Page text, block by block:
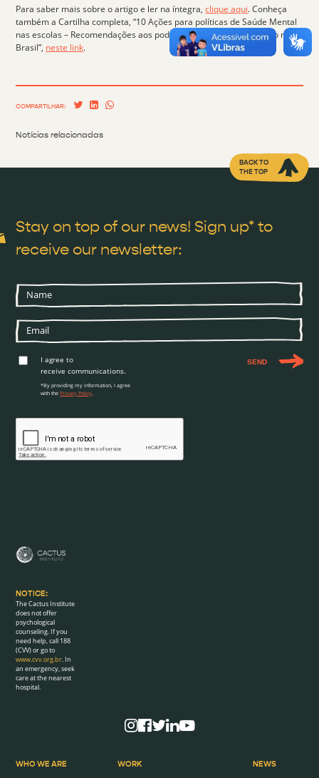
Para saber mais sobre o artigo e ler na íntegra,clique aqui. Conheça
também a Cartilha completa, “10 Ações para políticas de Saúde Mental
nas escolas – Recomendações aos poderes Executivo e Legislativo no
Brasil”, neste link.
COMPARTILHAR:
Notícias relacionadas
BACK TO
THE TOP
Stay on top of our news! Sign up* to
receive our newsletter:
I agree to
receive communications.
*By providing my information, I agree
with thePrivacy Policy
SEND
NOTICE:
The Cactus Institute
does not offer
psychological
counseling. If you
need help, call 188
(CVV) or go to
www.cvv.org.br. In
an emergency, seek
care at the nearest
hospital.
WHO WE ARE WORK NEWS